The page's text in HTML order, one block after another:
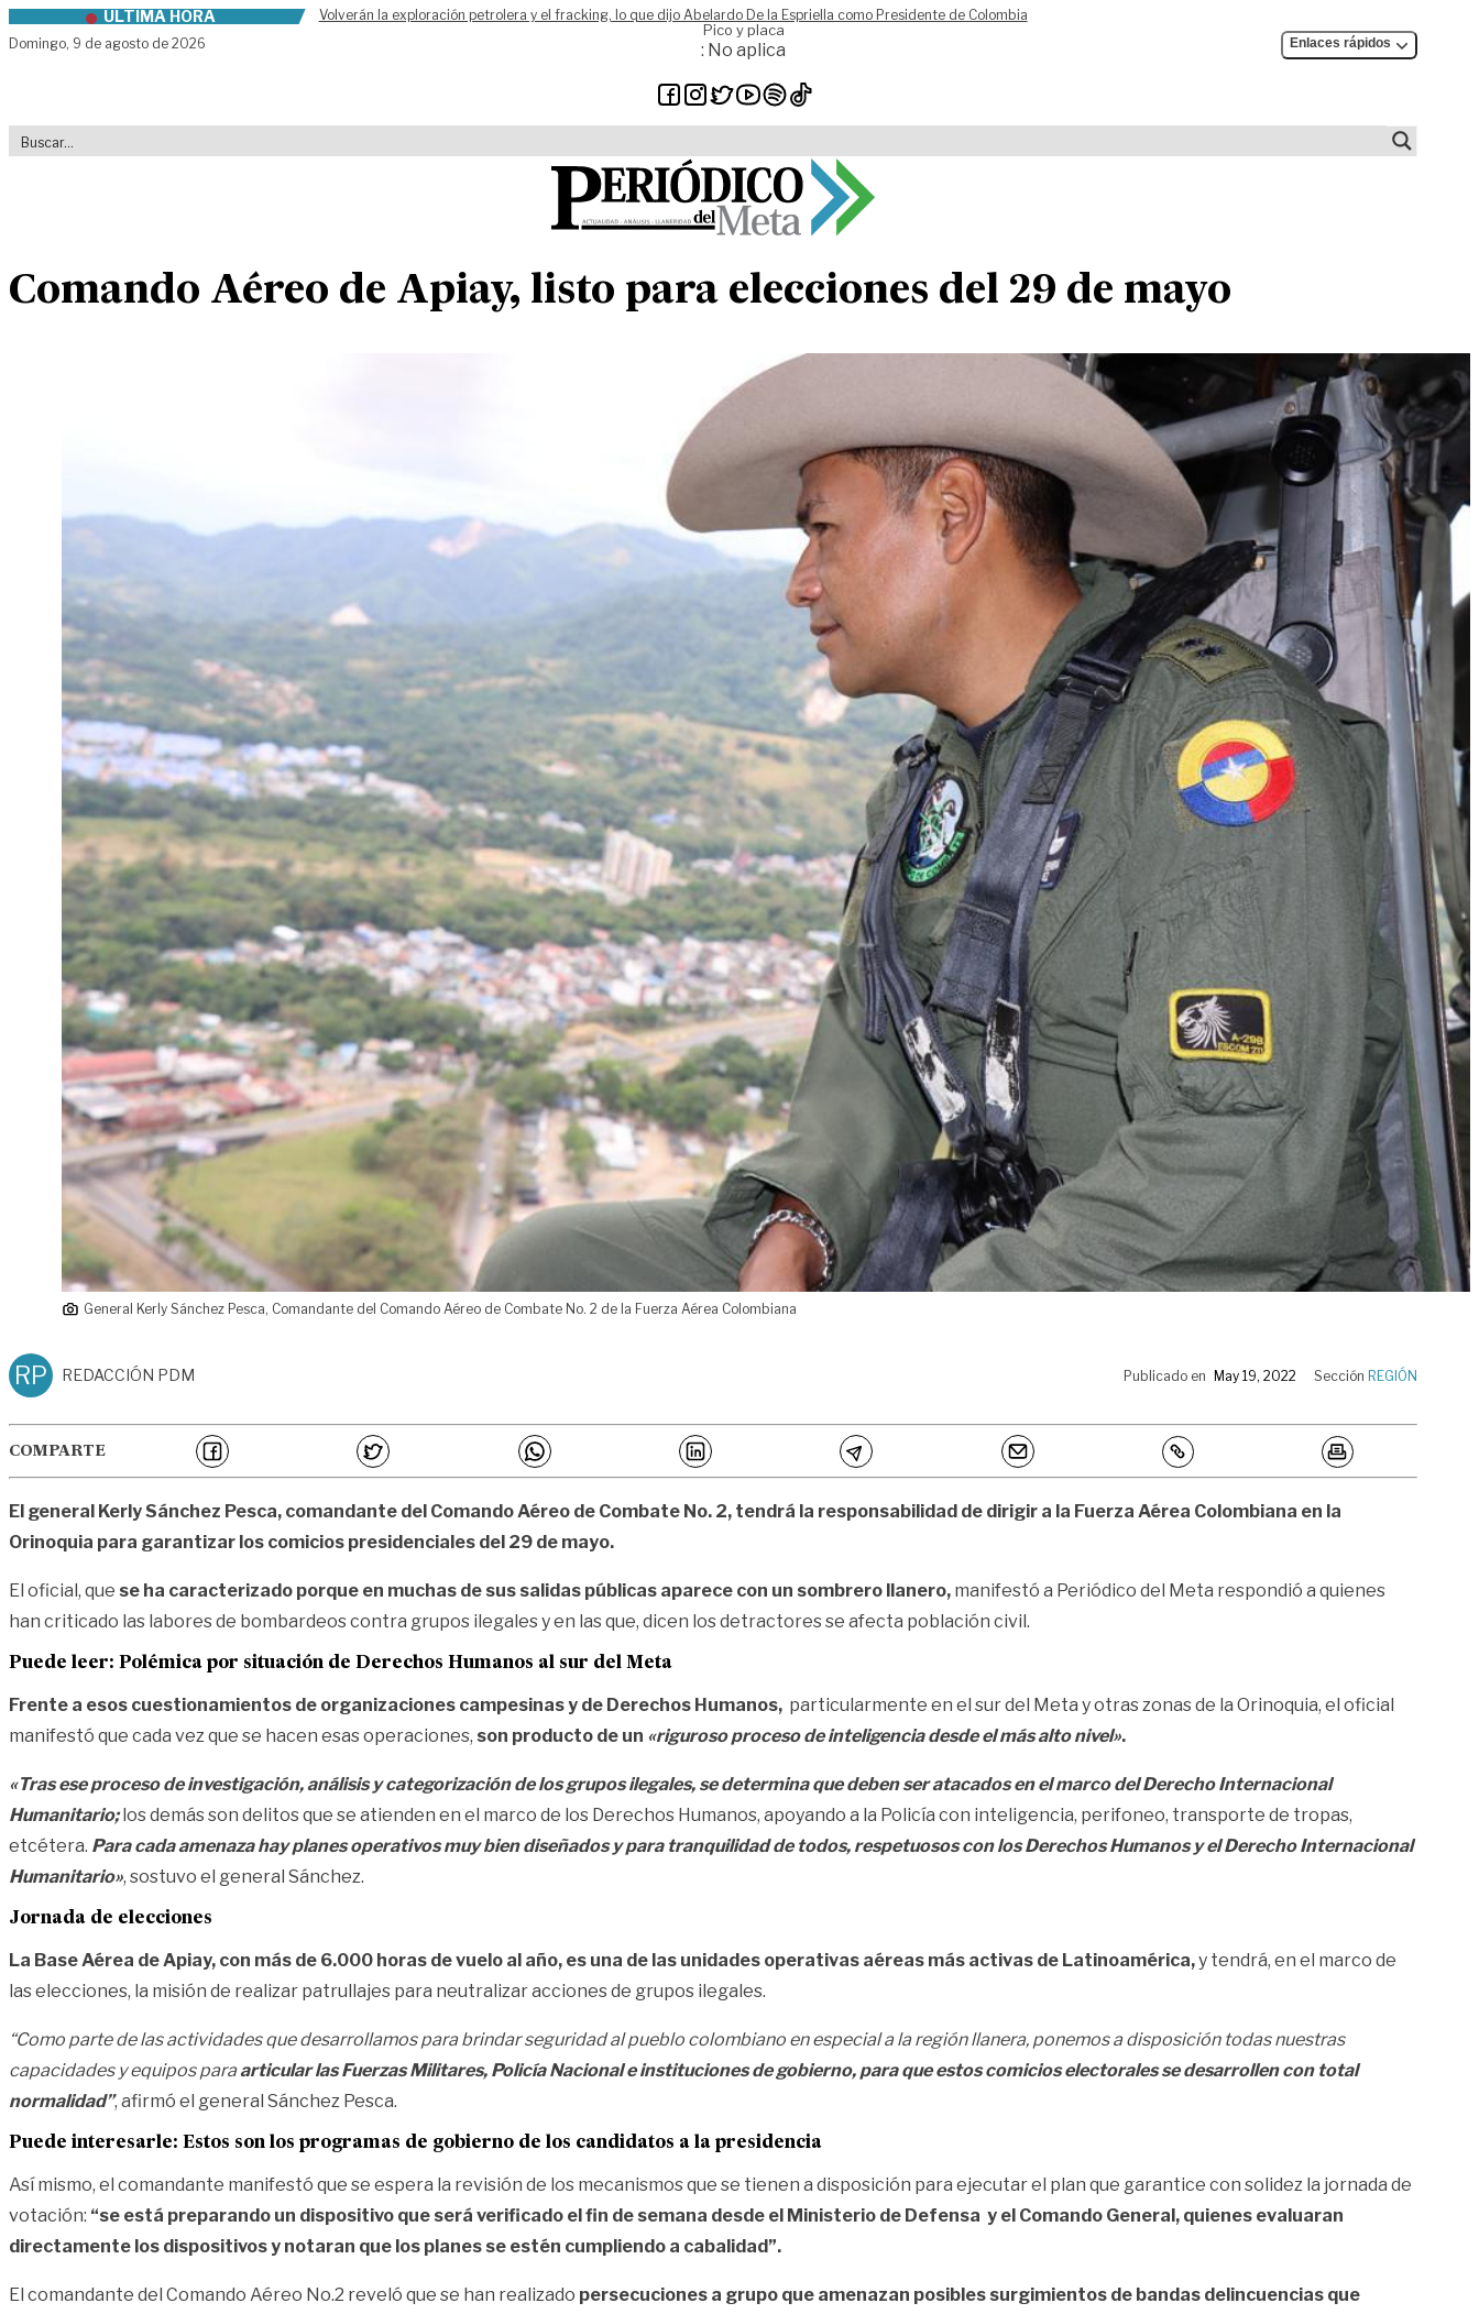
Skip to contentÚLTIMA HORA
Volverán la exploración petrolera y el fracking, lo que dijo Abelardo De la Espriella como Presidente de Colombia
Domingo, 9 de agosto de 2026
Pico y placa
: No aplica Enlaces rápidos
Comando Aéreo de Apiay, listo para elecciones del 29 de mayo
General Kerly Sánchez Pesca, Comandante del Comando Aéreo de Combate No. 2 de la Fuerza Aérea Colombiana
RP REDACCIÓN PDM Publicado en May 19, 2022 Sección REGIÓN
COMPARTE
El general Kerly Sánchez Pesca, comandante del Comando Aéreo de Combate No. 2, tendrá la responsabilidad de dirigir a la Fuerza Aérea Colombiana en la
Orinoquia para garantizar los comicios presidenciales del 29 de mayo.
El oficial, que se ha caracterizado porque en muchas de sus salidas públicas aparece con un sombrero llanero, manifestó a Periódico del Meta respondió a quienes
han criticado las labores de bombardeos contra grupos ilegales y en las que, dicen los detractores se afecta población civil.
Puede leer: Polémica por situación de Derechos Humanos al sur del Meta
Frente a esos cuestionamientos de organizaciones campesinas y de Derechos Humanos, particularmente en el sur del Meta y otras zonas de la Orinoquia, el oficial
manifestó que cada vez que se hacen esas operaciones, son producto de un «riguroso proceso de inteligencia desde el más alto nivel».
«Tras ese proceso de investigación, análisis y categorización de los grupos ilegales, se determina que deben ser atacados en el marco del Derecho Internacional
Humanitario;los demás son delitos que se atienden en el marco de los Derechos Humanos, apoyando a la Policía con inteligencia, perifoneo, transporte de tropas,
etcétera. Para cada amenaza hay planes operativos muy bien diseñados y para tranquilidad de todos, respetuosos con los Derechos Humanos y el Derecho Internacional
Humanitario», sostuvo el general Sánchez.
Jornada de elecciones
La Base Aérea de Apiay, con más de 6.000 horas de vuelo al año, es una de las unidades operativas aéreas más activas de Latinoamérica,y tendrá, en el marco de
las elecciones, la misión de realizar patrullajes para neutralizar acciones de grupos ilegales.
“Como parte de las actividades que desarrollamos para brindar seguridad al pueblo colombiano en especial a la región llanera, ponemos a disposición todas nuestras
capacidades y equipos paraarticular las Fuerzas Militares, Policía Nacional e instituciones de gobierno, para que estos comicios electorales se desarrollen con total
normalidad”, afirmó el general Sánchez Pesca.
Puede interesarle: Estos son los programas de gobierno de los candidatos a la presidencia
Así mismo, el comandante manifestó que se espera la revisión de los mecanismos que se tienen a disposición para ejecutar el plan que garantice con solidez la jornada de
votación: “se está preparando un dispositivo que será verificado el fin de semana desde el Ministerio de Defensa y el Comando General, quienes evaluaran
directamente los dispositivos y notaran que los planes se estén cumpliendo a cabalidad”.
El comandante del Comando Aéreo No.2 reveló que se han realizado persecuciones a grupo que amenazan posibles surgimientos de bandas delincuencias que